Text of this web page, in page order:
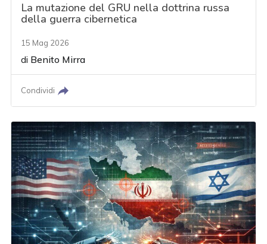
La mutazione del GRU nella dottrina russa
della guerra cibernetica
15 Mag 2026
di Benito Mirra
Condividi